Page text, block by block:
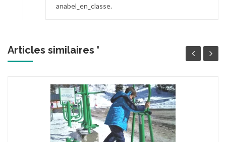
anabel_en_classe.
Articles similaires '